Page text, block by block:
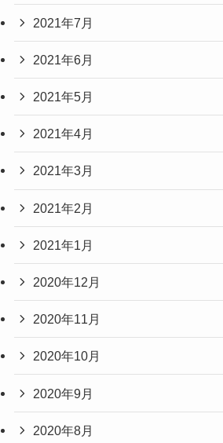
2021年7月
2021年6月
2021年5月
2021年4月
2021年3月
2021年2月
2021年1月
2020年12月
2020年11月
2020年10月
2020年9月
2020年8月